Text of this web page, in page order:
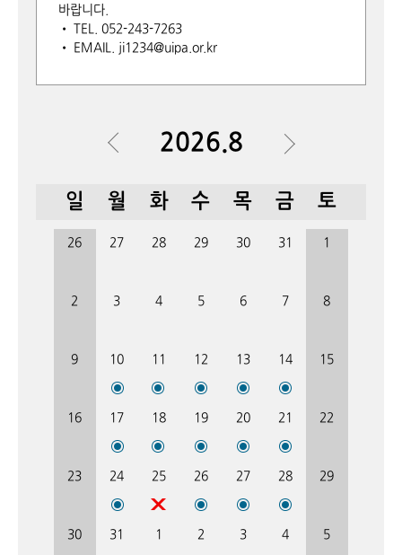
바랍니다.
• TEL. 052-243-7263
• EMAIL. ji1234@uipa.or.kr
2026.8
일 월 화 수 목 금 토
26 27 28 29 30 31 1
2 3 4 5 6 7 8
9 10 11 12 13 14 15
16 17 18 19 20 21 22
23 24 25 26 27 28 29
30 31 1 2 3 4 5